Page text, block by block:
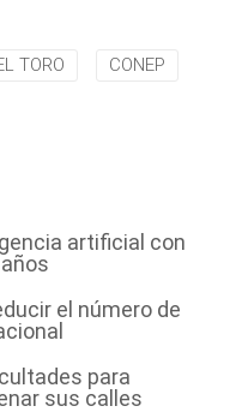
TORO CONEP
artificial con
el número de
para
sus calles